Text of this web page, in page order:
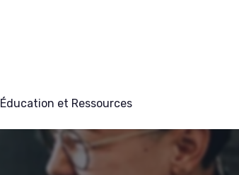
Éducation et Ressources